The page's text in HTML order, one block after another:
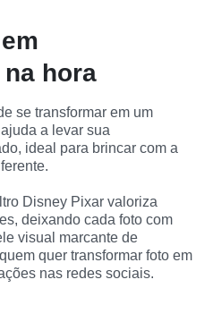
hora
se transformar em um
a levar sua
ideal para brincar com a
Disney Pixar valoriza
deixando cada foto com
visual marcante de
quer transformar foto em
nas redes sociais.